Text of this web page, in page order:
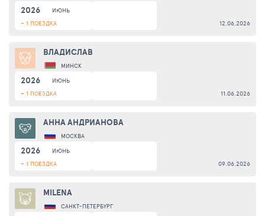
2026
ИЮНЬ
+ 1 ПОЕЗДКА
12.06.2026
ВЛАДИСЛАВ
МИНСК
2026
ИЮНЬ
+ 1 ПОЕЗДКА
11.06.2026
АННА АНДРИАНОВА
МОСКВА
2026
ИЮНЬ
+ 1 ПОЕЗДКА
09.06.2026
MILENA
САНКТ-ПЕТЕРБУРГ